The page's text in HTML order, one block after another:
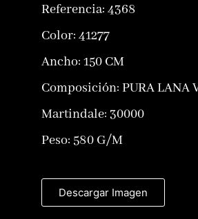
Referencia: 4368
Color: 41277
Ancho: 150 CM
Composición: PURA LANA
Martindale: 30000
Peso: 580 G/M
Descargar Imagen